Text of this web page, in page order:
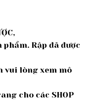
Rập đã được
vui lòng xem mô
cho các SHOP